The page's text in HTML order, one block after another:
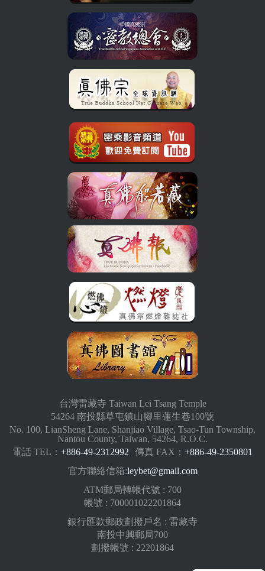
台灣雷藏寺 Taiwan Lei Tsang Temple
54264 南投縣草屯鎮山腳里蓮生巷100號
No. 100, LianSheng Lane, Shanjiao Village, Tsao-Tun Township,
Nantou County, Taiwan, 54264, R.O.C.
電話 TEL： +886-49-2312992 傳真 FAX： +886-49-2350801
官方聯絡信箱:leybet@gmail.com
ATM郵局轉帳代號 : 700
帳號 : 700001022201864
銀行匯款郵政劃撥戶名 : 雷藏寺
南投中興郵局700
劃撥帳號 : 22201864